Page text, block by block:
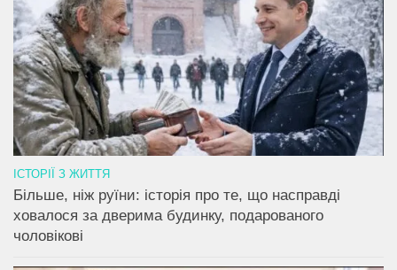
ІСТОРІЇ З ЖИТТЯ
Більше, ніж руїни: історія про те, що насправді
ховалося за дверима будинку, подарованого
чоловікові